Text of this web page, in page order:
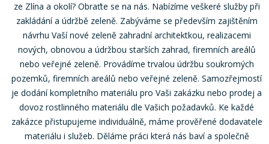
ze Zlína a okolí? Obraťte se na nás. Nabízíme veškeré služby při
zakládání a údržbě zeleně. Zabýváme se především zajištěním
návrhu Vaší nové zeleně zahradní architektkou, realizacemi
nových, obnovou a údržbou starších zahrad, firemních areálů
nebo veřejné zeleně. Provádíme trvalou údržbu soukromých
pozemků, firemních areálů nebo veřejné zeleně. Samozřejmostí
je dodání kompletního materiálu pro Vaši zakázku nebo prodej a
dovoz rostlinného materiálu dle Vašich požadavků. Ke každé
zakázce přistupujeme individuálně, máme prověřené dodavatele
materiálu i služeb. Děláme práci která nás baví a společně